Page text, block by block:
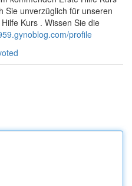
Sie unverzüglich für unseren
Kurs . Wissen Sie die
profile